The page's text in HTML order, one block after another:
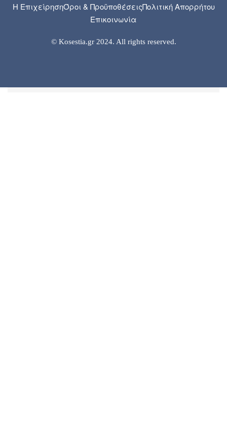
Η ΕπιχείρησηΌροι & ΠροϋποθέσειςΠολιτική Απορρήτου
Επικοινωνία
© Kosestia.gr 2024. All rights reserved.